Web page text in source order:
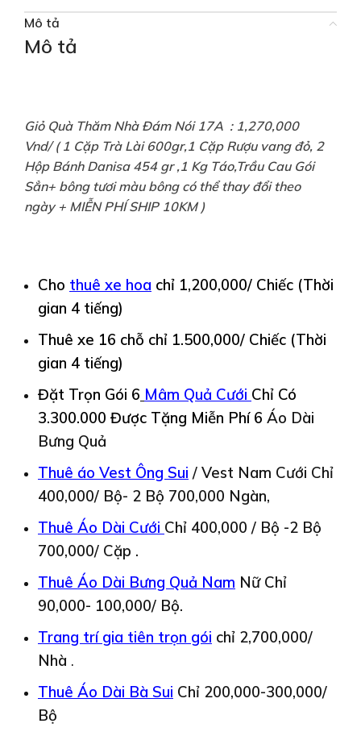
Mô tả
Mô tả
Giỏ Quà Thăm Nhà Đám Nói 17A : 1,270,000
Vnd/ ( 1 Cặp Trà Lài 600gr,1 Cặp Rượu vang đỏ, 2
Hộp Bánh Danisa 454 gr ,1 Kg Táo,Trầu Cau Gói
Sẳn+ bông tươi màu bông có thể thay đổi theo
ngày + MIỄN PHÍ SHIP 10KM )
Cho thuê xe hoa chỉ 1,200,000/ Chiếc (Thời
gian 4 tiếng)
Thuê xe 16 chỗ chỉ 1.500,000/ Chiếc (Thời
gian 4 tiếng)
Đặt Trọn Gói 6 Mâm Quả Cưới Chỉ Có
3.300.000 Được Tặng Miễn Phí 6 Áo Dài
Bưng Quả
Thuê áo Vest Ông Sui / Vest Nam Cưới Chỉ
400,000/ Bộ- 2 Bộ 700,000 Ngàn,
Thuê Áo Dài Cưới Chỉ 400,000 / Bộ -2 Bộ
700,000/ Cặp .
Thuê Áo Dài Bưng Quả Nam Nữ Chỉ
90,000- 100,000/ Bộ.
Trang trí gia tiên trọn gói chỉ 2,700,000/
Nhà .
Thuê Áo Dài Bà Sui Chỉ 200,000-300,000/
Bộ